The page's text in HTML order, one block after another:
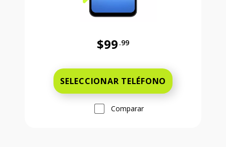
$99 .99
SELECCIONAR TELÉFONO
Comparar